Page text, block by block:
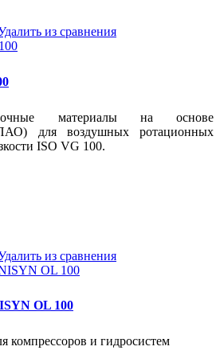
из сравнения
материалы на основе
для воздушных ротационных
ISO VG 100.
из сравнения
OL 100
компрессоров и гидросистем